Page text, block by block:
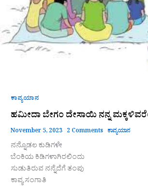
ಕಾವ್ಯಯಾನ
ಹಮೀದಾ ಬೇಗಂ ದೇಸಾಯಿ ನನ್ನ
November 5, 2023 2 Comments ಕಾವ್ಯಯಾನ
ನನ್ನೊಡಲ ಕುಡಿಗಳೇ
ಬೆಂಕಿಯ ಕಿಡಿಗಳಾಗಿರಲಿಂದು
ಸುಡುತಿರುವ ನನ್ನೆದೆಗೆ ತಂಪು
ಕಾವ್ಯ ಸಂಗಾತಿ